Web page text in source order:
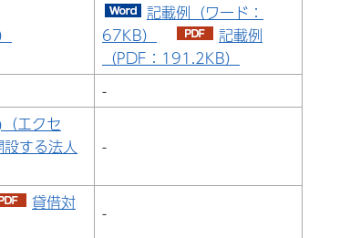
記載例（ワード：
67KB）
記載例
（PDF：191.2KB）
-
エクセ
する法人
-
貸借対
-